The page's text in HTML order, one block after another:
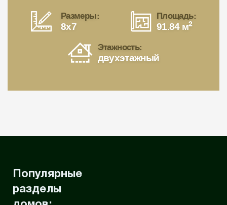
Размеры:
8x7
Площадь:
91.84 м2
Этажность:
двухэтажный
Популярные
разделы